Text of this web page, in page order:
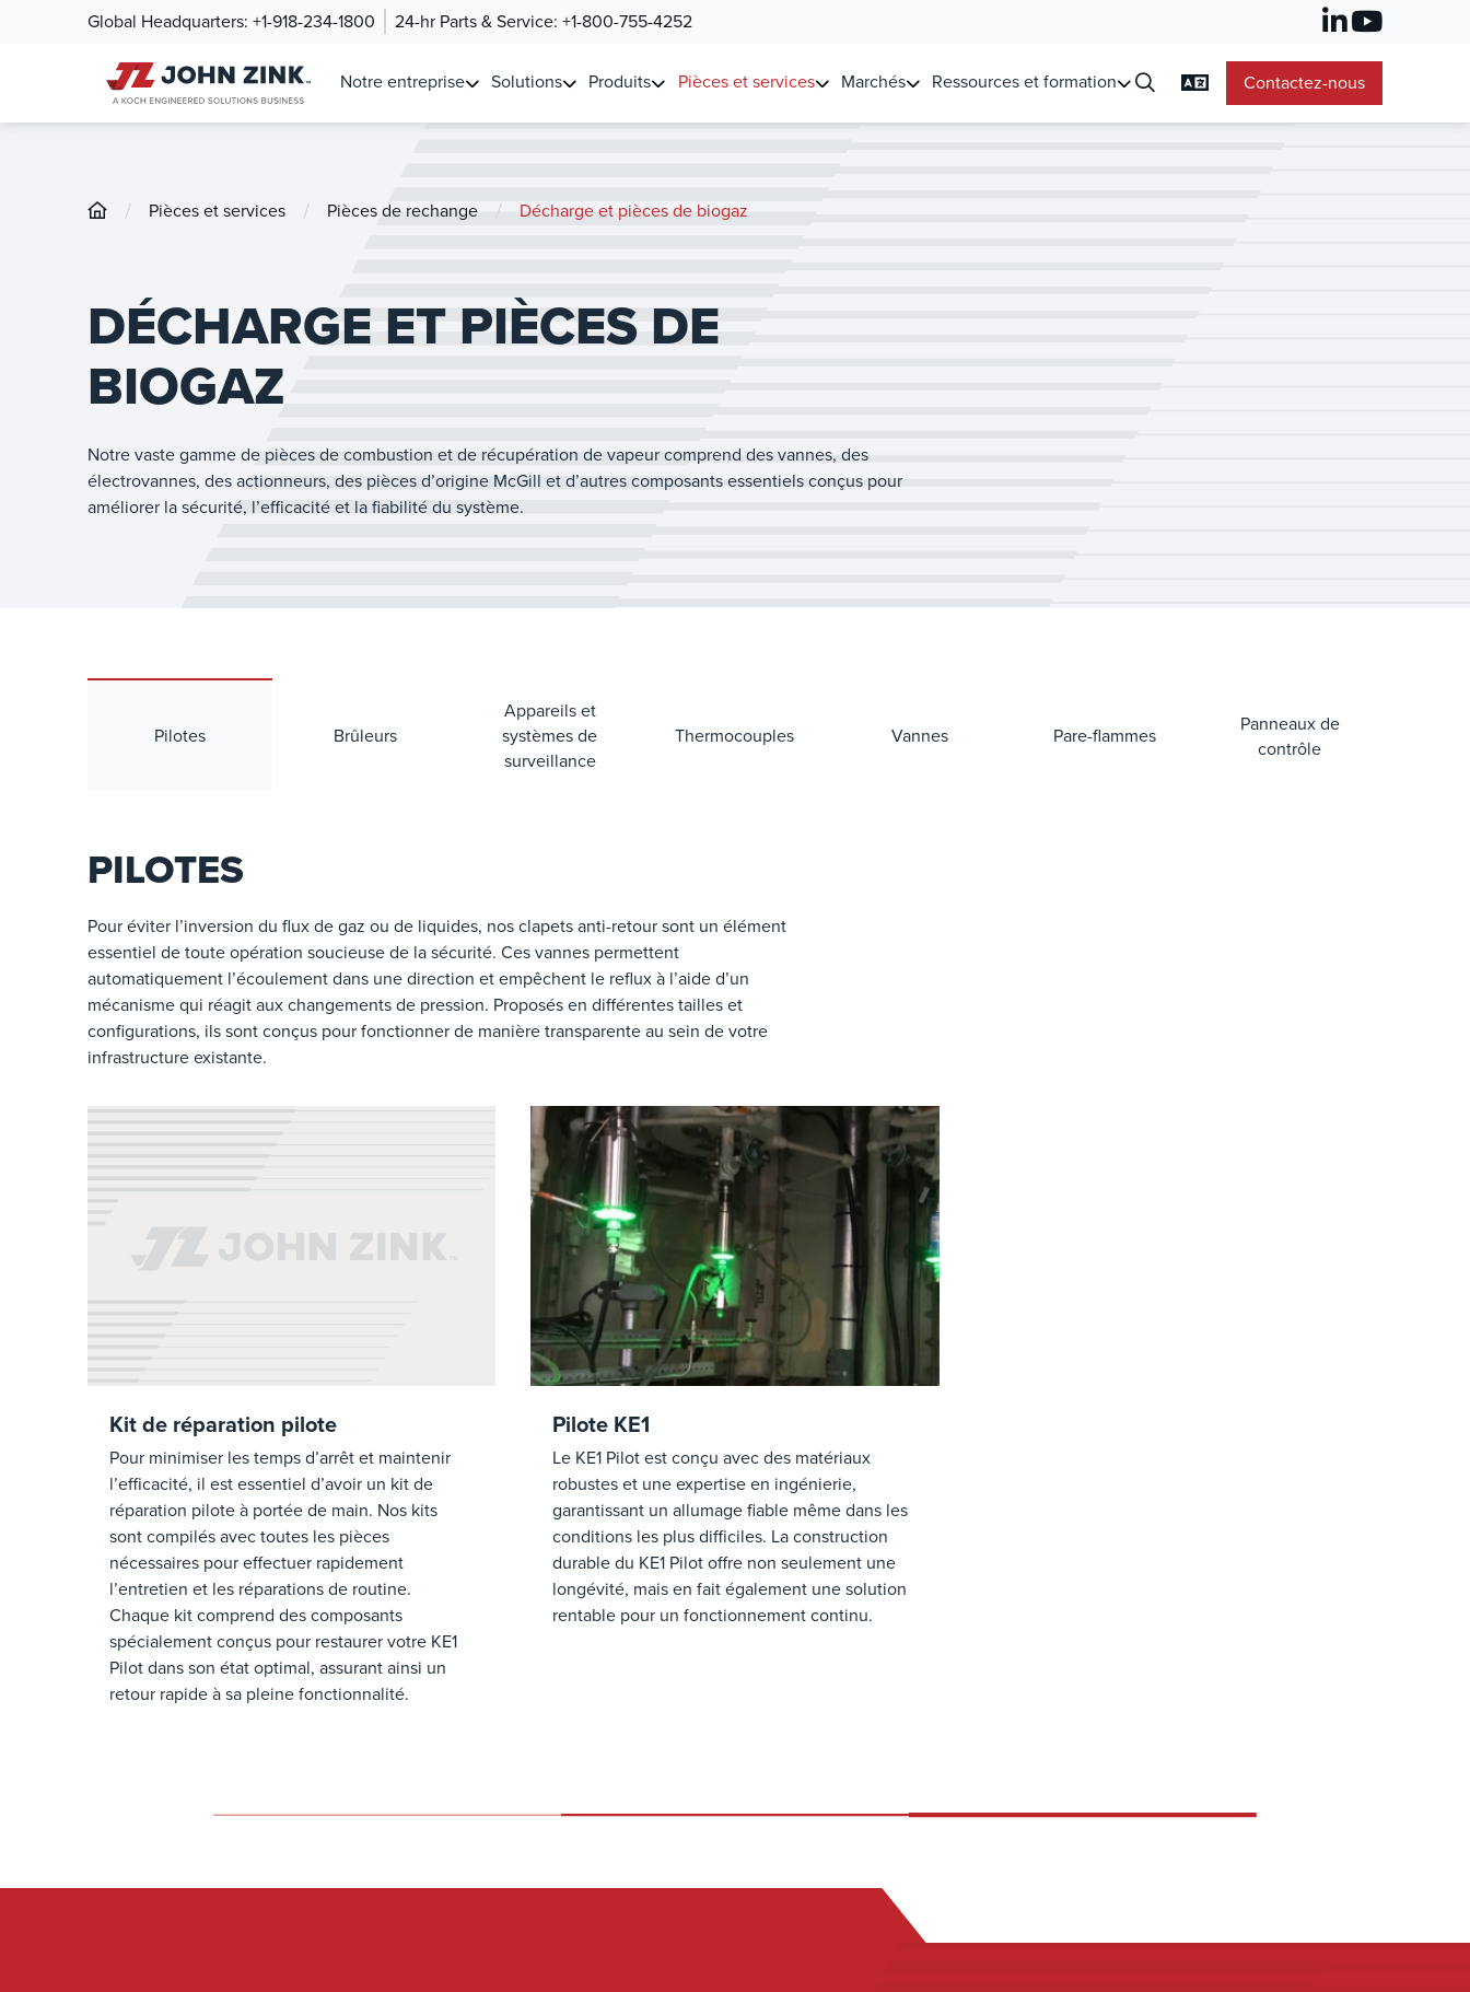
Global Headquarters: +1-918-234-1800 24-hr Parts & Service: +1-800-755-4252
Notre entreprise Solutions Produits Pièces et services Marchés Ressources et formation Contactez-nous
/ Pièces et services / Pièces de rechange / Décharge et pièces de biogaz
DÉCHARGE ET PIÈCES DE
BIOGAZ
Notre vaste gamme de pièces de combustion et de récupération de vapeur comprend des vannes, des
électrovannes, des actionneurs, des pièces d’origine McGill et d’autres composants essentiels conçus pour
améliorer la sécurité, l’efficacité et la fiabilité du système.
Pilotes Brûleurs
Appareils et
systèmes de
surveillance
Thermocouples Vannes Pare-flammes
Panneaux de
contrôle
PILOTES
Pour éviter l’inversion du flux de gaz ou de liquides, nos clapets anti-retour sont un élément
essentiel de toute opération soucieuse de la sécurité. Ces vannes permettent
automatiquement l’écoulement dans une direction et empêchent le reflux à l’aide d’un
mécanisme qui réagit aux changements de pression. Proposés en différentes tailles et
configurations, ils sont conçus pour fonctionner de manière transparente au sein de votre
infrastructure existante.
Kit de réparation pilote
Pour minimiser les temps d’arrêt et maintenir
l’efficacité, il est essentiel d’avoir un kit de
réparation pilote à portée de main. Nos kits
sont compilés avec toutes les pièces
nécessaires pour effectuer rapidement
l’entretien et les réparations de routine.
Chaque kit comprend des composants
spécialement conçus pour restaurer votre KE1
Pilot dans son état optimal, assurant ainsi un
retour rapide à sa pleine fonctionnalité.
Pilote KE1
Le KE1 Pilot est conçu avec des matériaux
robustes et une expertise en ingénierie,
garantissant un allumage fiable même dans les
conditions les plus difficiles. La construction
durable du KE1 Pilot offre non seulement une
longévité, mais en fait également une solution
rentable pour un fonctionnement continu.